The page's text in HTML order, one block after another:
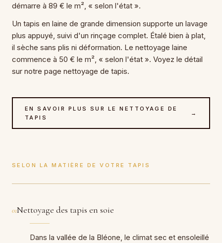
démarre à 89 € le m², « selon l'état ».
Un tapis en laine de grande dimension supporte un lavage
plus appuyé, suivi d'un rinçage complet. Étalé bien à plat,
il sèche sans plis ni déformation. Le nettoyage laine
commence à 50 € le m², « selon l'état ». Voyez le détail
sur notre page nettoyage de tapis.
EN SAVOIR PLUS SUR LE NETTOYAGE DE
TAPIS
→
SELON LA MATIÈRE DE VOTRE TAPIS
01Nettoyage des tapis en soie
Dans la vallée de la Bléone, le climat sec et ensoleillé